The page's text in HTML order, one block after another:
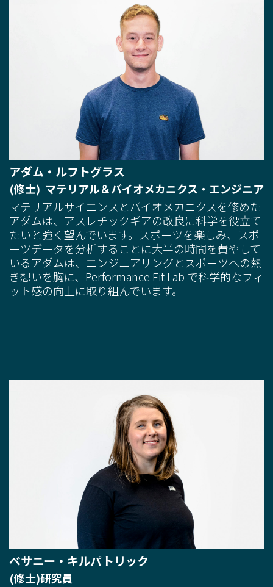
アダム・ルフトグラス
(修士) マテリアル＆バイオメカニクス・エンジニア
マテリアルサイエンスとバイオメカニクスを修めた
アダムは、アスレチックギアの改良に科学を役立て
たいと強く望んでいます。スポーツを楽しみ、スポ
ーツデータを分析することに大半の時間を費やして
いるアダムは、エンジニアリングとスポーツへの熱
き想いを胸に、Performance Fit Lab で科学的なフィ
ット感の向上に取り組んでいます。
ベサニー・キルパトリック
(修士)研究員